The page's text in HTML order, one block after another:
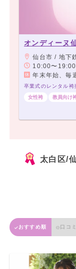
オンディーヌ
仙台市 / 地下鉄
10:00〜19:00
年末年始、毎
女性袴
教員向け
太白区/
おすすめ順 口コ